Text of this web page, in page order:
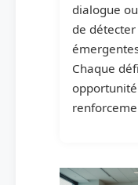
dialogue
de
Chaque